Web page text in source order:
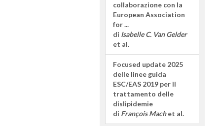
collaborazione con la
European Association
for ...
di Isabelle C. Van Gelder
et al.
Focused update 2025
delle linee guida
ESC/EAS 2019 per il
trattamento delle
dislipidemie
di François Machet al.